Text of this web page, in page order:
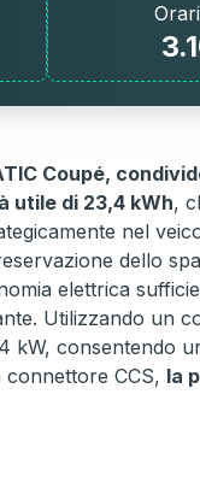
Coupé,
utile di 23,4 kWh,
nel
dello
elettrica
Utilizzando un
kW, consentendo
CCS, la